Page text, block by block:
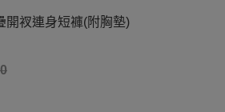
開衩連身短褲(附胸墊)